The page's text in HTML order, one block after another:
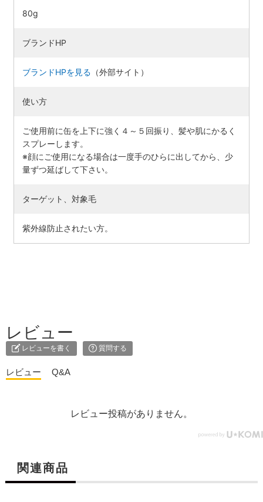
80g
ブランドHP
ブランドHPを見る （外部サイト）
使い方
ご使用前に缶を上下に強く４～５回振り、髪や肌にかるく
スプレーします。
※顔にご使用になる場合は一度手のひらに出してから、少
量ずつ延ばして下さい。
ターゲット、対象毛
紫外線防止されたい方。
レビュー
レビューを書く 質問する
レビュー Q&A
レビュー投稿がありません。
関連商品